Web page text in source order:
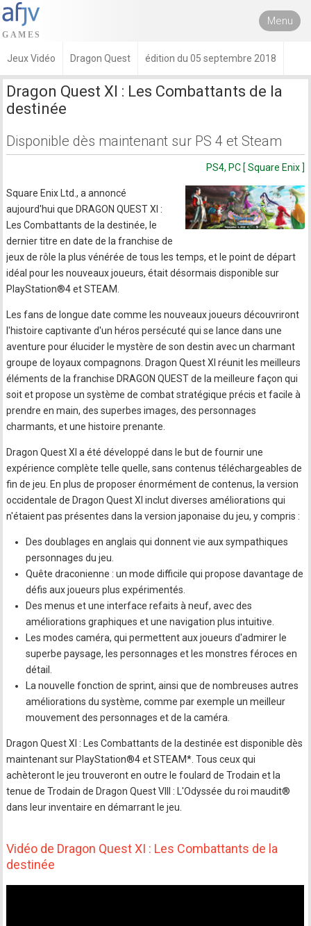
Menu
Jeux Vidéo Dragon Quest édition du 05 septembre 2018
Dragon Quest XI : Les Combattants de la
destinée
Disponible dès maintenant sur PS 4 et Steam
PS4, PC [ Square Enix ]
Square Enix Ltd., a annoncé
aujourd'hui que DRAGON QUEST XI :
Les Combattants de la destinée, le
dernier titre en date de la franchise de
jeux de rôle la plus vénérée de tous les temps, et le point de départ
idéal pour les nouveaux joueurs, était désormais disponible sur
PlayStation®4 et STEAM.
Les fans de longue date comme les nouveaux joueurs découvriront
l'histoire captivante d'un héros persécuté qui se lance dans une
aventure pour élucider le mystère de son destin avec un charmant
groupe de loyaux compagnons. Dragon Quest XI réunit les meilleurs
éléments de la franchise DRAGON QUEST de la meilleure façon qui
soit et propose un système de combat stratégique précis et facile à
prendre en main, des superbes images, des personnages
charmants, et une histoire prenante.
Dragon Quest XI a été développé dans le but de fournir une
expérience complète telle quelle, sans contenus téléchargeables de
fin de jeu. En plus de proposer énormément de contenus, la version
occidentale de Dragon Quest XI inclut diverses améliorations qui
n'étaient pas présentes dans la version japonaise du jeu, y compris :
Des doublages en anglais qui donnent vie aux sympathiques
personnages du jeu.
Quête draconienne : un mode difficile qui propose davantage de
défis aux joueurs plus expérimentés.
Des menus et une interface refaits à neuf, avec des
améliorations graphiques et une navigation plus intuitive.
Les modes caméra, qui permettent aux joueurs d'admirer le
superbe paysage, les personnages et les monstres féroces en
détail.
La nouvelle fonction de sprint, ainsi que de nombreuses autres
améliorations du système, comme par exemple un meilleur
mouvement des personnages et de la caméra.
Dragon Quest XI : Les Combattants de la destinée est disponible dès
maintenant sur PlayStation®4 et STEAM*. Tous ceux qui
achèteront le jeu trouveront en outre le foulard de Trodain et la
tenue de Trodain de Dragon Quest VIII : L'Odyssée du roi maudit®
dans leur inventaire en démarrant le jeu.
Vidéo de Dragon Quest XI : Les Combattants de la
destinée